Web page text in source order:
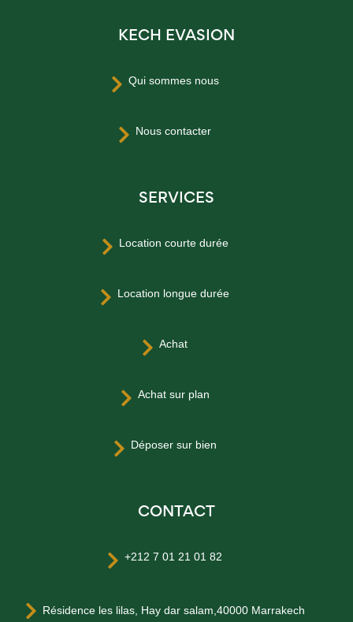
KECH EVASION
 Qui sommes nous
 Nous contacter
SERVICES
 Location courte durée
 Location longue durée
 Achat
 Achat sur plan
 Déposer sur bien
CONTACT
 +212 7 01 21 01 82
 Résidence les lilas, Hay dar salam,40000 Marrakech